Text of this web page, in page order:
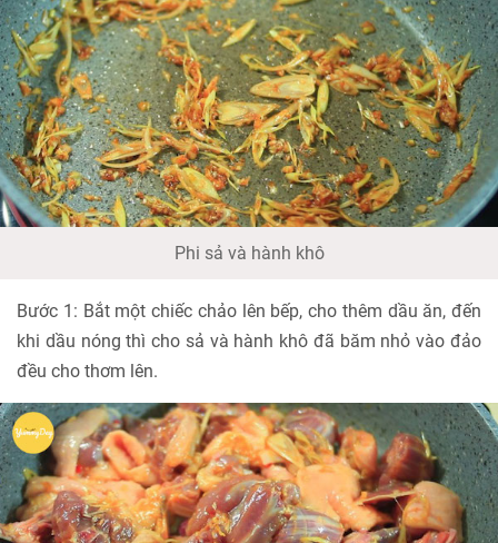
Phi sả và hành khô
Bước 1: Bắt một chiếc chảo lên bếp, cho thêm dầu ăn, đến
khi dầu nóng thì cho sả và hành khô đã băm nhỏ vào đảo
đều cho thơm lên.